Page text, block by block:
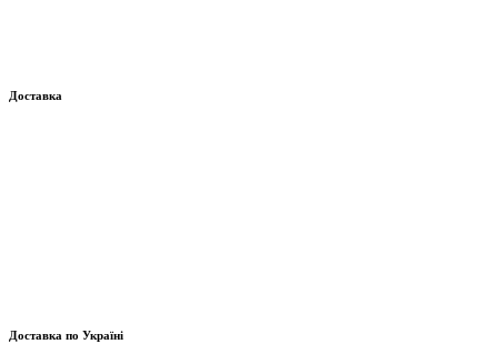
Доставка
Доставка по Україні